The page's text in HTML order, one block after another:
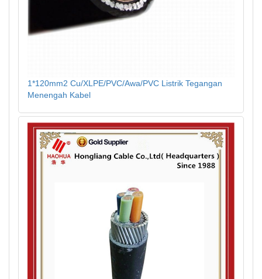
1*120mm2 Cu/XLPE/PVC/Awa/PVC Listrik Tegangan
Menengah Kabel